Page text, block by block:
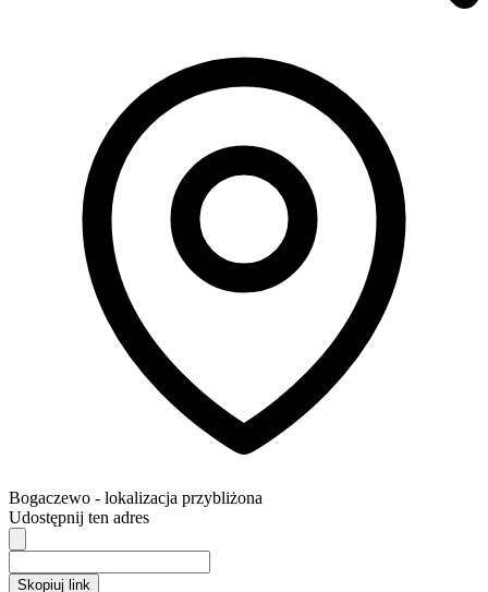
Bogaczewo - lokalizacja przybliżona
Udostępnij ten adres
Skopiuj link